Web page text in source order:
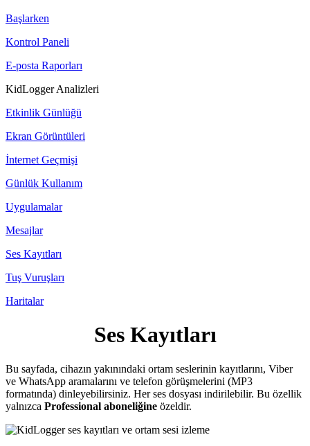
Başlarken
Kontrol Paneli
E-posta Raporları
KidLogger Analizleri
Etkinlik Günlüğü
Ekran Görüntüleri
İnternet Geçmişi
Günlük Kullanım
Uygulamalar
Mesajlar
Ses Kayıtları
Tuş Vuruşları
Haritalar
Ses Kayıtları
Bu sayfada, cihazın yakınındaki ortam seslerinin kayıtlarını, Viber
ve WhatsApp aramalarını ve telefon görüşmelerini (MP3
formatında) dinleyebilirsiniz. Her ses dosyası indirilebilir. Bu özellik
yalnızca Professional aboneliğine özeldir.